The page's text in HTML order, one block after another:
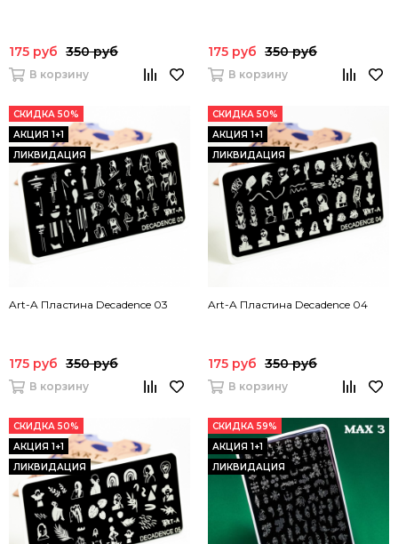
175 руб 350 руб
В корзину
175 руб 350 руб
В корзину
СКИДКА 50%
АКЦИЯ 1+1
ЛИКВИДАЦИЯ
Art-A Пластина Decadence 03
175 руб 350 руб
В корзину
СКИДКА 50%
АКЦИЯ 1+1
ЛИКВИДАЦИЯ
Art-A Пластина Decadence 04
175 руб 350 руб
В корзину
СКИДКА 50%
АКЦИЯ 1+1
ЛИКВИДАЦИЯ
СКИДКА 59%
АКЦИЯ 1+1
ЛИКВИДАЦИЯ